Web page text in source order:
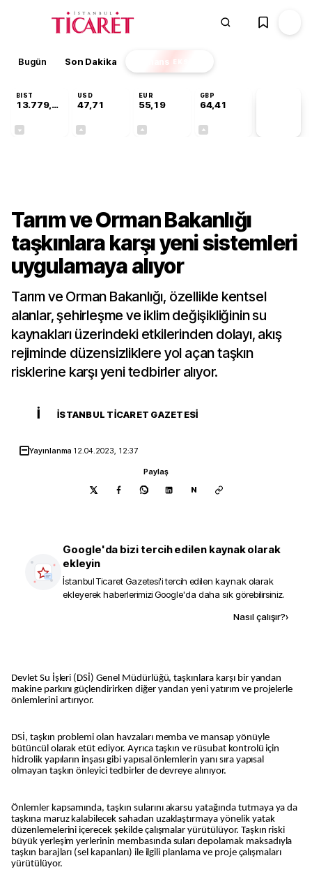
Bugün Son Dakika Finans EKSTRA
BIST
13.779,39
USD
47,71
EUR
55,19
GBP
64,41
Tarım ve Orman Bakanlığı
taşkınlara karşı yeni sistemleri
uygulamaya alıyor
Tarım ve Orman Bakanlığı, özellikle kentsel
alanlar, şehirleşme ve iklim değişikliğinin su
kaynakları üzerindeki etkilerinden dolayı, akış
rejiminde düzensizliklere yol açan taşkın
risklerine karşı yeni tedbirler alıyor.
İ İSTANBUL TICARET GAZETESI
Yayınlanma 12.04.2023, 12:37
Paylaş
N
Google'da bizi tercih edilen kaynak olarak
ekleyin
İstanbul Ticaret Gazetesi'i tercih edilen kaynak olarak
ekleyerek haberlerimizi Google'da daha sık görebilirsiniz.
Nasıl çalışır?›
Devlet Su İşleri (DSİ) Genel Müdürlüğü, taşkınlara karşı bir yandan
makine parkını güçlendirirken diğer yandan yeni yatırım ve projelerle
önlemlerini artırıyor.
DSİ, taşkın problemi olan havzaları memba ve mansap yönüyle
bütüncül olarak etüt ediyor. Ayrıca taşkın ve rüsubat kontrolü için
hidrolik yapıların inşası gibi yapısal önlemlerin yanı sıra yapısal
olmayan taşkın önleyici tedbirler de devreye alınıyor.
Önlemler kapsamında, taşkın sularını akarsu yatağında tutmaya ya da
taşkına maruz kalabilecek sahadan uzaklaştırmaya yönelik yatak
düzenlemelerini içerecek şekilde çalışmalar yürütülüyor. Taşkın riski
büyük yerleşim yerlerinin membasında suları depolamak maksadıyla
taşkın barajları (sel kapanları) ile ilgili planlama ve proje çalışmaları
yürütülüyor.